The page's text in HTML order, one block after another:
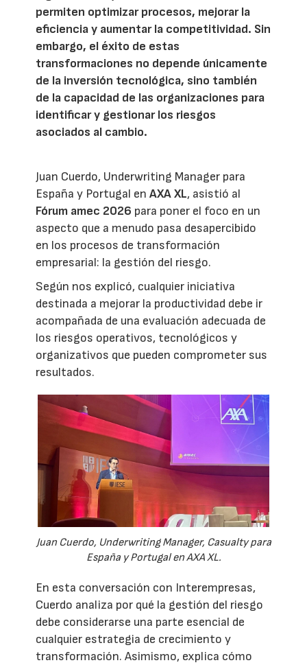
permiten optimizar procesos, mejorar la
eficiencia y aumentar la competitividad. Sin
embargo, el éxito de estas
transformaciones no depende únicamente
de la inversión tecnológica, sino también
de la capacidad de las organizaciones para
identificar y gestionar los riesgos
asociados al cambio.
Juan Cuerdo, Underwriting Manager para
España y Portugal enAXA XL, asistió al
Fórum amec 2026 para poner el foco en un
aspecto que a menudo pasa desapercibido
en los procesos de transformación
empresarial: la gestión del riesgo.
Según nos explicó, cualquier iniciativa
destinada a mejorar la productividad debe ir
acompañada de una evaluación adecuada de
los riesgos operativos, tecnológicos y
organizativos que pueden comprometer sus
resultados.
Juan Cuerdo, Underwriting Manager, Casualty para
España y Portugal en AXA XL.
En esta conversación con Interempresas,
Cuerdo analiza por qué la gestión del riesgo
debe considerarse una parte esencial de
cualquier estrategia de crecimiento y
transformación. Asimismo, explica cómo